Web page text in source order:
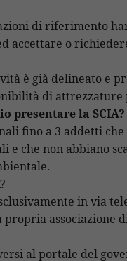
di riferimento
accettare o
è già delineato e
di attrezzature
presentare la SCIA?
fino a 3 addetti
e che non abbiano
in via
associazione
al portale del